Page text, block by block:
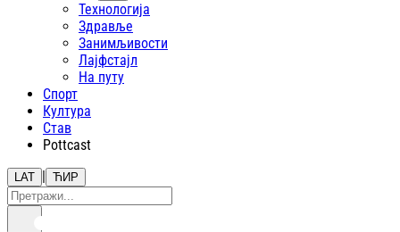
Технологија
Здравље
Занимљивости
Лајфстajл
На путу
Спорт
Култура
Став
Pottcast
LAT | ЋИР